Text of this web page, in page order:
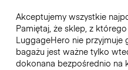
Akceptujemy wszystkie
Pamiętaj, że sklep, z
LuggageHero nie przyjmuje
bagażu jest ważne tylko
dokonana bezpośrednio na